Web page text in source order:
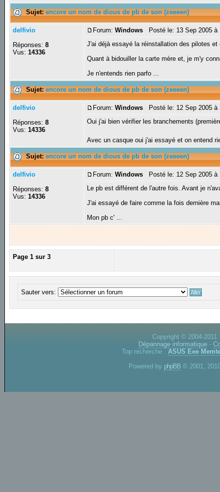
Sujet:encore un nom de dious de pb de son (zeeeen)
delfivio
Réponses:8
Vus:14336
Forum:Windows Posté le: 13 Sep 2005
J'ai déjà essayé la réinstallation des pilotes
Quant à bidouiller la carte mère et, je m'y
Je n'entends rien parfo ...
Sujet:encore un nom de dious de pb de son (zeeeen)
delfivio
Réponses:8
Vus:14336
Forum:Windows Posté le: 12 Sep 2005
Oui j'ai bien vérifier les branchements
Avec un casque oui j'ai essayé et on entend
Sujet:encore un nom de dious de pb de son (zeeeen)
delfivio
Réponses:8
Vus:14336
Forum:Windows Posté le: 12 Sep 2005
Le pb est différent de l'autre fois. Avant je
J'ai essayé de faire comme la fois dernière
Mon pb c' ...
Page1 sur3
Sauter vers:
Copyright © 2004-
Dépannage informatique -
Top recherche : ASUS Eee
Powered by phpBB © 2001,